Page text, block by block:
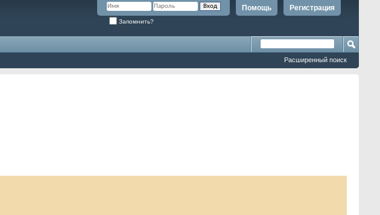
Регистрация
Помощь
Запомнить?
Расширенный поиск